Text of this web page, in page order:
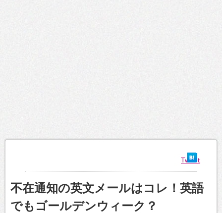
Tweet
不在通知の英文メールはコレ！英語
でもゴールデンウィーク？